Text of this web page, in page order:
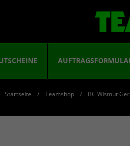
Startseite Teamshop BC Wismut